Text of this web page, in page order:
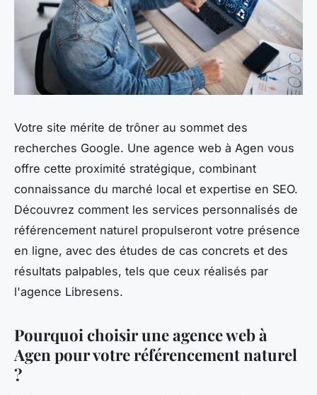
Votre site mérite de trôner au sommet des
recherches Google. Une agence web à Agen vous
offre cette proximité stratégique, combinant
connaissance du marché local et expertise en SEO.
Découvrez comment les services personnalisés de
référencement naturel propulseront votre présence
en ligne, avec des études de cas concrets et des
résultats palpables, tels que ceux réalisés par
l'agence Libresens.
Pourquoi choisir une agence web à
Agen pour votre référencement naturel
?